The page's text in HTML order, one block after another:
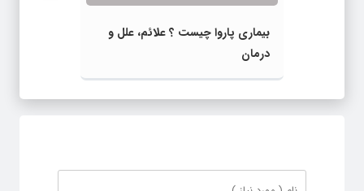
بیماری پاروا چیست ؟ علائم، علل و
درمان